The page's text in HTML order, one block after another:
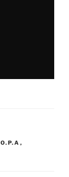
O.P.A ,